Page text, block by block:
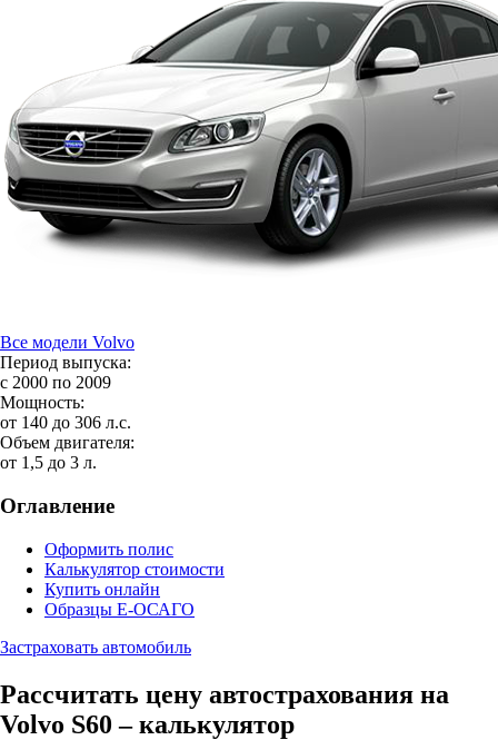
Все модели Volvo
Период выпуска:
с 2000 по 2009
Мощность:
от 140 до 306 л.с.
Объем двигателя:
от 1,5 до 3 л.
Оглавление
Оформить полис
Калькулятор стоимости
Купить онлайн
Образцы Е-ОСАГО
Застраховать автомобиль
Рассчитать цену автострахования на
Volvo S60 – калькулятор